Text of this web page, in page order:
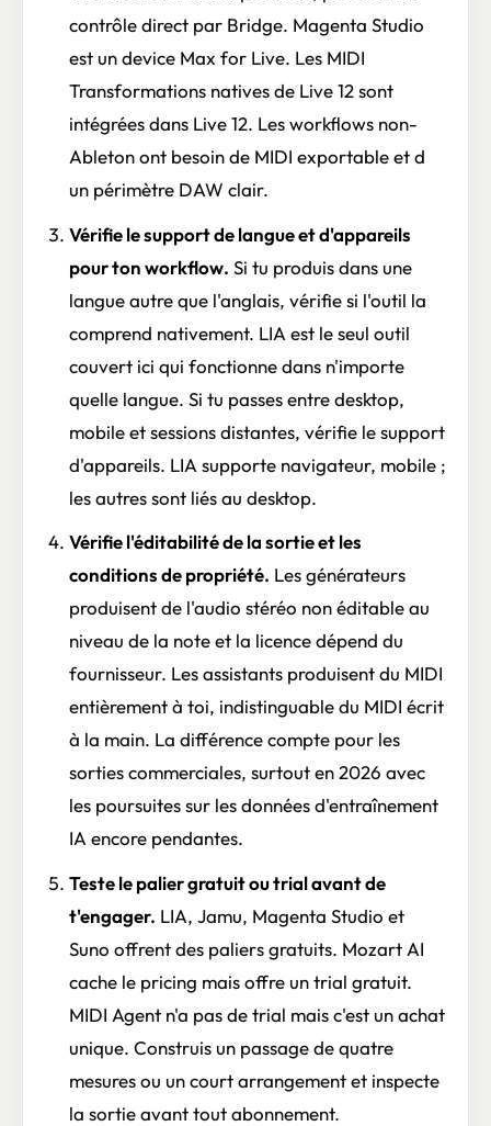
contrôle direct par Bridge. Magenta Studio
est un device Max for Live. Les MIDI
Transformations natives de Live 12 sont
intégrées dans Live 12. Les workflows non-
Ableton ont besoin de MIDI exportable et d
un périmètre DAW clair.
Vérifie le support de langue et d'appareils
pour ton workflow. Si tu produis dans une
langue autre que l'anglais, vérifie si l'outil la
comprend nativement. LIA est le seul outil
couvert ici qui fonctionne dans n'importe
quelle langue. Si tu passes entre desktop,
mobile et sessions distantes, vérifie le support
d'appareils. LIA supporte navigateur, mobile ;
les autres sont liés au desktop.
Vérifie l'éditabilité de la sortie et les
conditions de propriété. Les générateurs
produisent de l'audio stéréo non éditable au
niveau de la note et la licence dépend du
fournisseur. Les assistants produisent du MIDI
entièrement à toi, indistinguable du MIDI écrit
à la main. La différence compte pour les
sorties commerciales, surtout en 2026 avec
les poursuites sur les données d'entraînement
IA encore pendantes.
Teste le palier gratuit ou trial avant de
t'engager. LIA, Jamu, Magenta Studio et
Suno offrent des paliers gratuits. Mozart AI
cache le pricing mais offre un trial gratuit.
MIDI Agent n'a pas de trial mais c'est un achat
unique. Construis un passage de quatre
mesures ou un court arrangement et inspecte
la sortie avant tout abonnement.